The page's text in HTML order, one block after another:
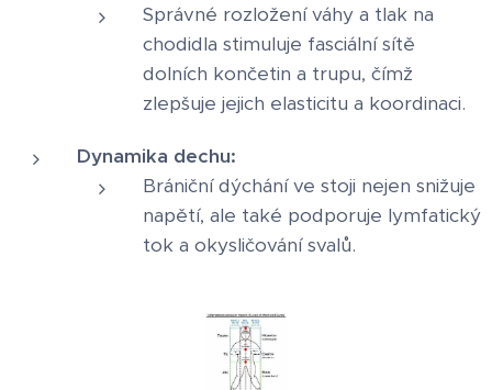
Správné rozložení váhy a tlak na
chodidla stimuluje fasciální sítě
dolních končetin a trupu, čímž
zlepšuje jejich elasticitu a koordinaci.
Dynamika dechu:
Brániční dýchání ve stoji nejen snižuje
napětí, ale také podporuje lymfatický
tok a okysličování svalů.